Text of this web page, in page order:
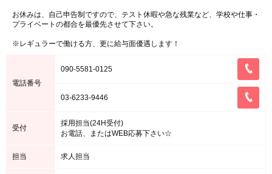
お休みは、自己申告制ですので、テスト休暇や急な残業など、学校や仕事・
プライベートの都合を最優先させて下さい。
※レギュラーで働ける方、更に給与面優遇します！
電話番号
090-5581-0125
03-6233-9446
受付
採用担当(24H受付)
お電話、またはWEB応募下さい☆
担当 求人担当